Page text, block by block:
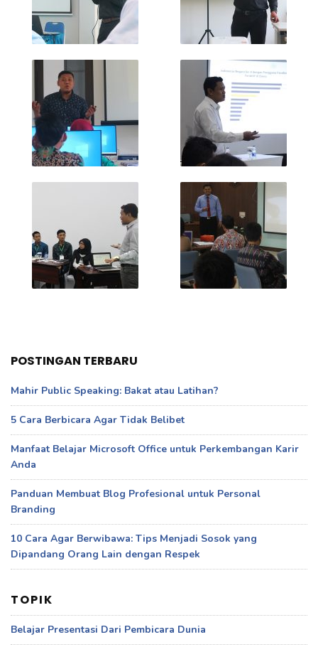
POSTINGAN TERBARU
Mahir Public Speaking: Bakat atau Latihan?
5 Cara Berbicara Agar Tidak Belibet
Manfaat Belajar Microsoft Office untuk Perkembangan Karir
Anda
Panduan Membuat Blog Profesional untuk Personal
Branding
10 Cara Agar Berwibawa: Tips Menjadi Sosok yang
Dipandang Orang Lain dengan Respek
TOPIK
Belajar Presentasi Dari Pembicara Dunia